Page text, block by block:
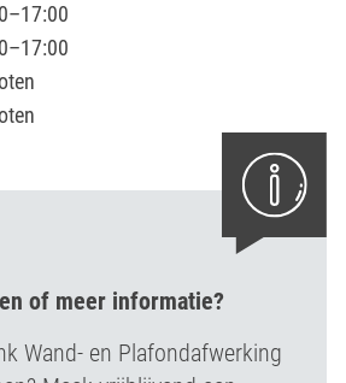
of meer informatie?
Wand- en Plafondafwerking